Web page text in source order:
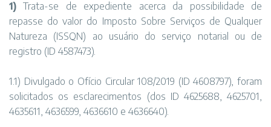
1) Trata-se de expediente acerca da possibilidade de
repasse do valor do Imposto Sobre Serviços de Qualquer
Natureza (ISSQN) ao usuário do serviço notarial ou de
registro (ID 4587473).
1.1) Divulgado o Ofício Circular 108/2019 (ID 4608797), foram
solicitados os esclarecimentos (dos ID 4625688, 4625701,
4635611, 4636599, 4636610 e 4636640).